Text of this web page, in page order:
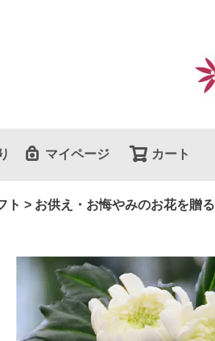
マイページ カート
ト お供え・お悔やみのお花を贈る